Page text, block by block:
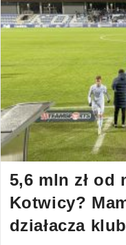
5,6 mln zł od
Kotwicy?
działacza